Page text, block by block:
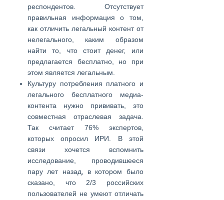
респондентов. Отсутствует
правильная информация о том,
как отличить легальный контент от
нелегального, каким образом
найти то, что стоит денег, или
предлагается бесплатно, но при
этом является легальным.
Культуру потребления платного и
легального бесплатного медиа-
контента нужно прививать, это
совместная отраслевая задача.
Так считает 76% экспертов,
которых опросил ИРИ. В этой
связи хочется вспомнить
исследование, проводившееся
пару лет назад, в котором было
сказано, что 2/3 российских
пользователей не умеют отличать